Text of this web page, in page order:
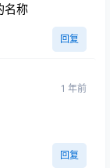
名称
回复
1 年前
回复